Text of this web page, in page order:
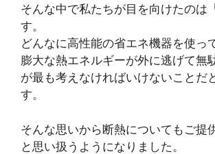
そんな中で私たちが目を向けたのは
す。
どんなに高性能の省エネ機器を使っ
膨大な熱エネルギーが外に逃げて無
が最も考えなければいけないことだ
す。
そんな思いから断熱についてもご提
と思い扱うようになりました。